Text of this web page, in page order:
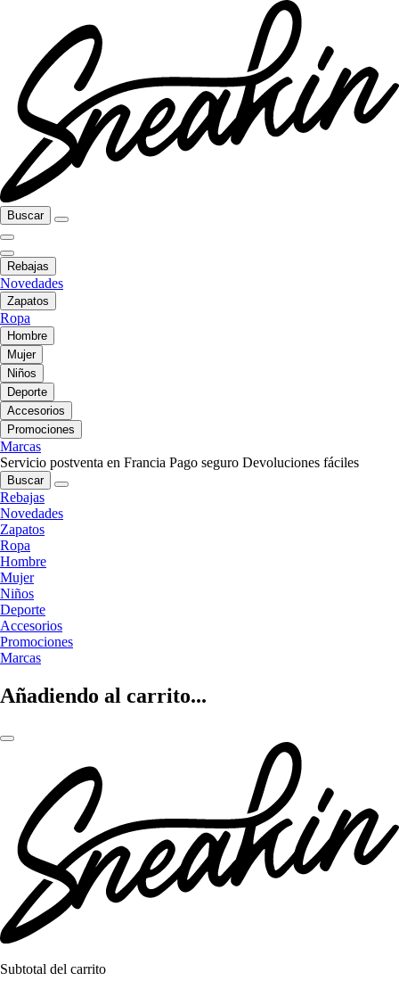
Buscar
Rebajas
Novedades
Zapatos
Ropa
Hombre
Mujer
Niños
Deporte
Accesorios
Promociones
Marcas
Servicio postventa en Francia Pago seguro Devoluciones fáciles
Buscar
Rebajas
Novedades
Zapatos
Ropa
Hombre
Mujer
Niños
Deporte
Accesorios
Promociones
Marcas
Añadiendo al carrito...
Subtotal del carrito